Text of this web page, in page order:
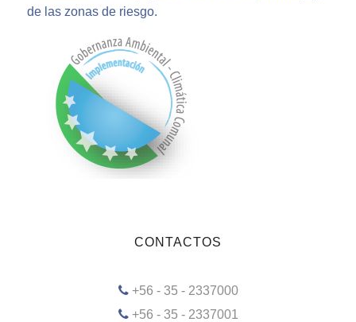
de las zonas de riesgo.
CONTACTOS
+56 - 35 - 2337000
+56 - 35 - 2337001